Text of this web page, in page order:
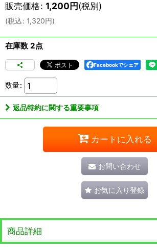
販売価格: 1,200円(税別)
(税込: 1,320円)
在庫数 2点
Facebookでシェア
数量:
返品特約に関する重要事項
カートに入れる
お問い合わせ
お気に入り登録
商品詳細